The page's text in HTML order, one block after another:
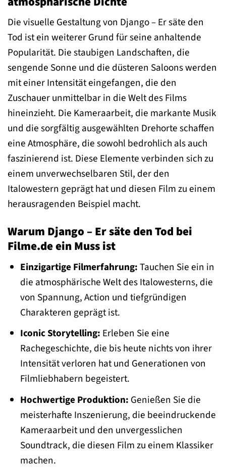
Die visuelle Gestaltung von Django – Er säte den
Tod ist ein weiterer Grund für seine anhaltende
Popularität. Die staubigen Landschaften, die
sengende Sonne und die düsteren Saloons werden
mit einer Intensität eingefangen, die den
Zuschauer unmittelbar in die Welt des Films
hineinzieht. Die Kameraarbeit, die markante Musik
und die sorgfältig ausgewählten Drehorte schaffen
eine Atmosphäre, die sowohl bedrohlich als auch
faszinierend ist. Diese Elemente verbinden sich zu
einem unverwechselbaren Stil, der den
Italowestern geprägt hat und diesen Film zu einem
herausragenden Beispiel macht.
Warum Django – Er säte den Tod bei
Filme.de ein Muss ist
Einzigartige Filmerfahrung:Tauchen Sie ein in
die atmosphärische Welt des Italowesterns, die
von Spannung, Action und tiefgründigen
Charakteren geprägt ist.
Iconic Storytelling: Erleben Sie eine
Rachegeschichte, die bis heute nichts von ihrer
Intensität verloren hat und Generationen von
Filmliebhabern begeistert.
Hochwertige Produktion: Genießen Sie die
meisterhafte Inszenierung, die beeindruckende
Kameraarbeit und den unvergesslichen
Soundtrack, die diesen Film zu einem Klassiker
machen.